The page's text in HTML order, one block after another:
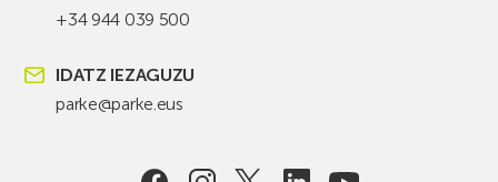
+34 944 039 500
IDATZ IEZAGUZU
parke@parke.eus